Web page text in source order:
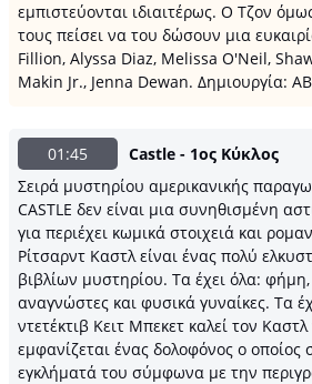
εμπιστεύονται ιδιαιτέρως. Ο Τζον
τους πείσει να του δώσουν μια
Fillion, Alyssa Diaz, Melissa O'Neil,
Makin Jr., Jenna Dewan. Δημιουργία:
01:45
Castle - 1ος Κύκλος
Σειρά μυστηρίου αμερικανικής
CASTLE δεν είναι μια συνηθισμένη
για περιέχει κωμικά στοιχειά και
Ρίτσαρντ Καστλ είναι ένας πολύ
βιβλίων μυστηρίου. Τα έχει όλα:
αναγνώστες και φυσικά γυναίκες. Τα
ντετέκτιβ Κειτ Μπεκετ καλεί τον
εμφανίζεται ένας δολοφόνος ο οποίος
εγκλήματά του σύμφωνα με την